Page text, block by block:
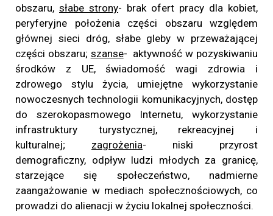
obszaru, słabe strony- brak ofert pracy dla kobiet,
peryferyjne położenia części obszaru względem
głównej sieci dróg, słabe gleby w przeważającej
części obszaru; szanse- aktywność w pozyskiwaniu
środków z UE, świadomość wagi zdrowia i
zdrowego stylu życia, umiejętne wykorzystanie
nowoczesnych technologii komunikacyjnych, dostęp
do szerokopasmowego Internetu, wykorzystanie
infrastruktury turystycznej, rekreacyjnej i
kulturalnej; zagrożenia- niski przyrost
demograficzny, odpływ ludzi młodych za granicę,
starzejące się społeczeństwo, nadmierne
zaangażowanie w mediach społecznościowych, co
prowadzi do alienacji w życiu lokalnej społeczności.